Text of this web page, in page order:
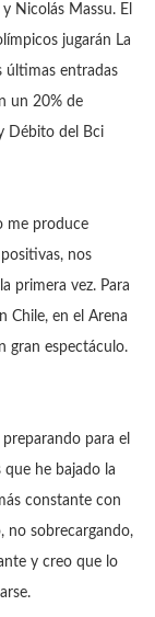
Nicolás Massu. El
jugarán La
últimas entradas
un 20% de
Débito del Bci
me produce
nos
primera vez. Para
Chile, en el Arena
gran espectáculo.
para el
he bajado la
constante con
no sobrecargando,
y creo que lo